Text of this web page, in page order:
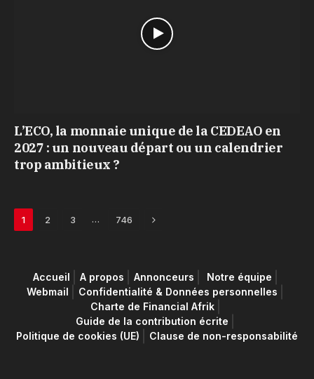
L’ECO, la monnaie unique de la CEDEAO en
2027 : un nouveau départ ou un calendrier
trop ambitieux ?
1 2 3 … 746 Next
Accueil A propos Annonceurs
Notre équipe
Webmail
Confidentialité & Données personnelles
Charte de Financial Afrik
Guide de la contribution écrite
Politique de cookies (UE)
Clause de non-responsabilité